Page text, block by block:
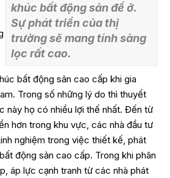
khúc bất động sản để ở.
Sự phát triển của thị
trường sẽ mang tính sàng
lọc rất cao.
bất động sản cao cấp khi gia
Trong số những lý do thì thuyết
này họ có nhiều lợi thế nhất. Đến từ
hơn trong khu vực, các nhà đầu tư
nghiệm trong việc thiết kế, phát
động sản cao cấp. Trong khi phân
áp lực cạnh tranh từ các nhà phát